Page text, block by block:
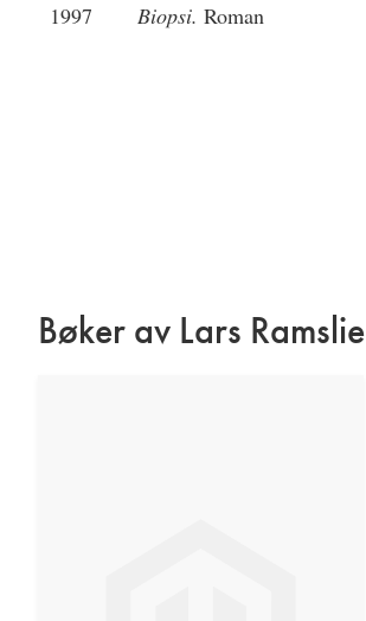
1997 Biopsi. Roman
Bøker av Lars Ramslie